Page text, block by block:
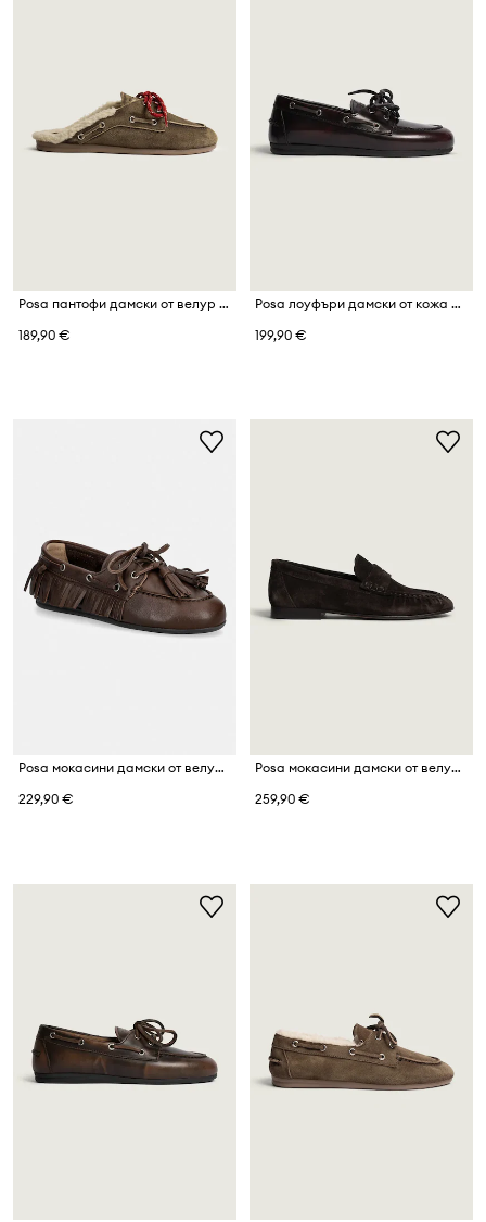
Posa пантофи дамски от велур Boat Loafer Mule
189,90 €
Posa лоуфъри дамски от кожа Boat Loafer
199,90 €
Posa мокасини дамски от велур Boat Loafer Native Tassel
229,90 €
Posa мокасини дамски от велур Penny Loafer
259,90 €